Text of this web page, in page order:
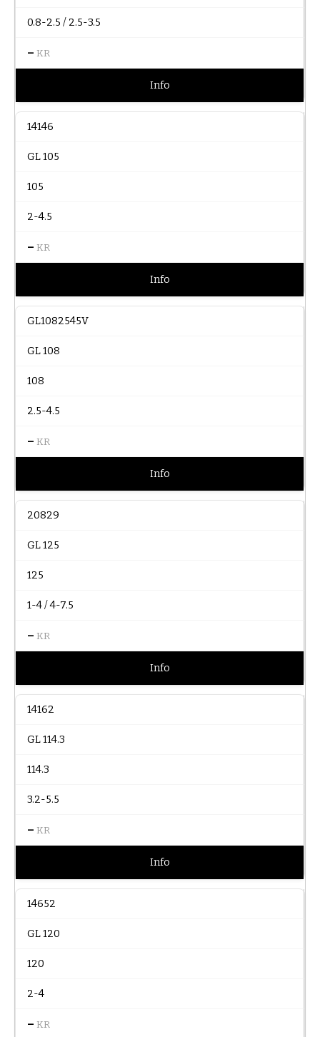
0.8-2.5 / 2.5-3.5
– KR
Info
14146
GL 105
105
2-4.5
– KR
Info
GL1082545V
GL 108
108
2.5-4.5
– KR
Info
20829
GL 125
125
1-4 / 4-7.5
– KR
Info
14162
GL 114.3
114.3
3.2-5.5
– KR
Info
14652
GL 120
120
2-4
– KR